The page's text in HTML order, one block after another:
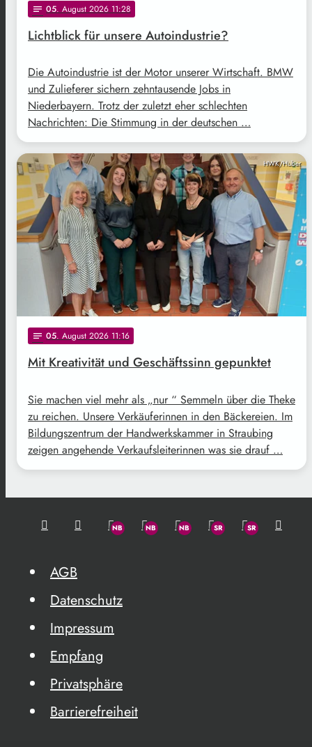
notes 05. August 2026 11:28
Lichtblick für unsere Autoindustrie?
Die Autoindustrie ist der Motor unserer Wirtschaft. BMW
und Zulieferer sichern zehntausende Jobs in
Niederbayern. Trotz der zuletzt eher schlechten
Nachrichten: Die Stimmung in der deutschen …
HWK/Huber
notes 05. August 2026 11:16
Mit Kreativität und Geschäftssinn gepunktet
Sie machen viel mehr als „nur “ Semmeln über die Theke
zu reichen. Unsere Verkäuferinnen in den Bäckereien. Im
Bildungszentrum der Handwerkskammer in Straubing
zeigen angehende Verkaufsleiterinnen was sie drauf …
AGB
Datenschutz
Impressum
Empfang
Privatsphäre
Barrierefreiheit